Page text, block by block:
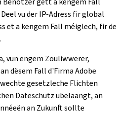
vu der IP-Adress fir global
et a kengem Fall méiglech, fir de
vun engem Zouliwwerer,
dësem Fall d'Firma Adobe
gesetzleche Flichten
Dateschutz ubelaangt, an
an Zukunft sollte